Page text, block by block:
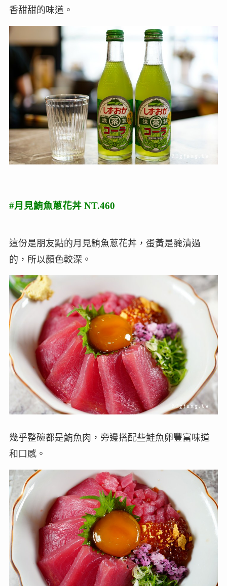
香甜甜的味道。
#月見鮪魚蔥花丼 NT.460
這份是朋友點的月見鮪魚蔥花丼，蛋黃是醃漬過
的，所以顏色較深。
幾乎整碗都是鮪魚肉，旁邊搭配些鮭魚卵豐富味道
和口感。